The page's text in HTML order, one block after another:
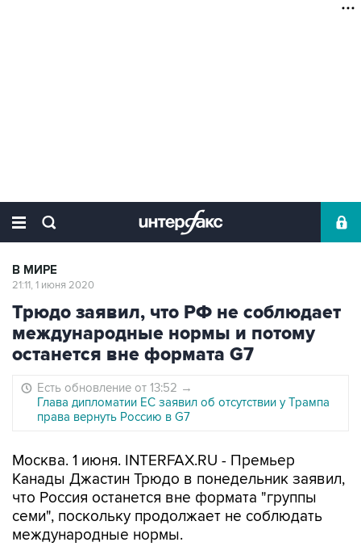
В МИРЕ
21:11, 1 июня 2020
Трюдо заявил, что РФ не соблюдает
международные нормы и потому
останется вне формата G7
Есть обновление от 13:52 →
Глава дипломатии ЕС заявил об отсутствии у Трампа
права вернуть Россию в G7
Москва. 1 июня. INTERFAX.RU - Премьер
Канады Джастин Трюдо в понедельник заявил,
что Россия останется вне формата "группы
семи", поскольку продолжает не соблюдать
международные нормы.